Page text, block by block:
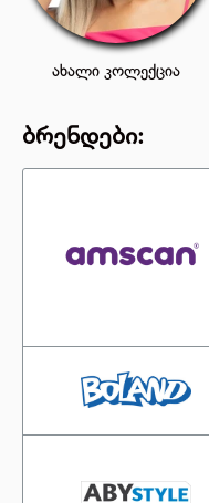
ახალი კოლექცია
ბრენდები: